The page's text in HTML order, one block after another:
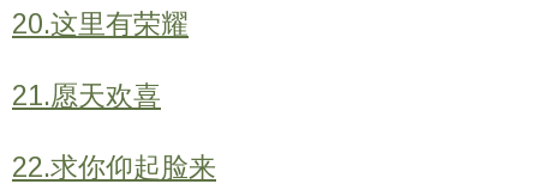
20.这里有荣耀
21.愿天欢喜
22.求你仰起脸来